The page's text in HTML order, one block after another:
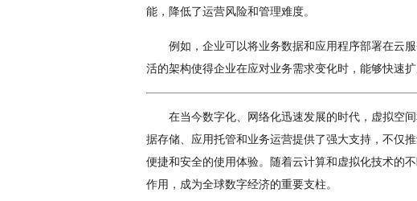
能，降低了运营风险和管理难度。
例如，企业可以将业务数据和应用程序部署在云
活的架构使得企业在应对业务需求变化时，能够快速
在当今数字化、网络化迅速发展的时代，虚拟空
据存储、应用托管和业务运营提供了强大支持，不仅
便捷和安全的使用体验。随着云计算和虚拟化技术的
作用，成为全球数字经济的重要支柱。